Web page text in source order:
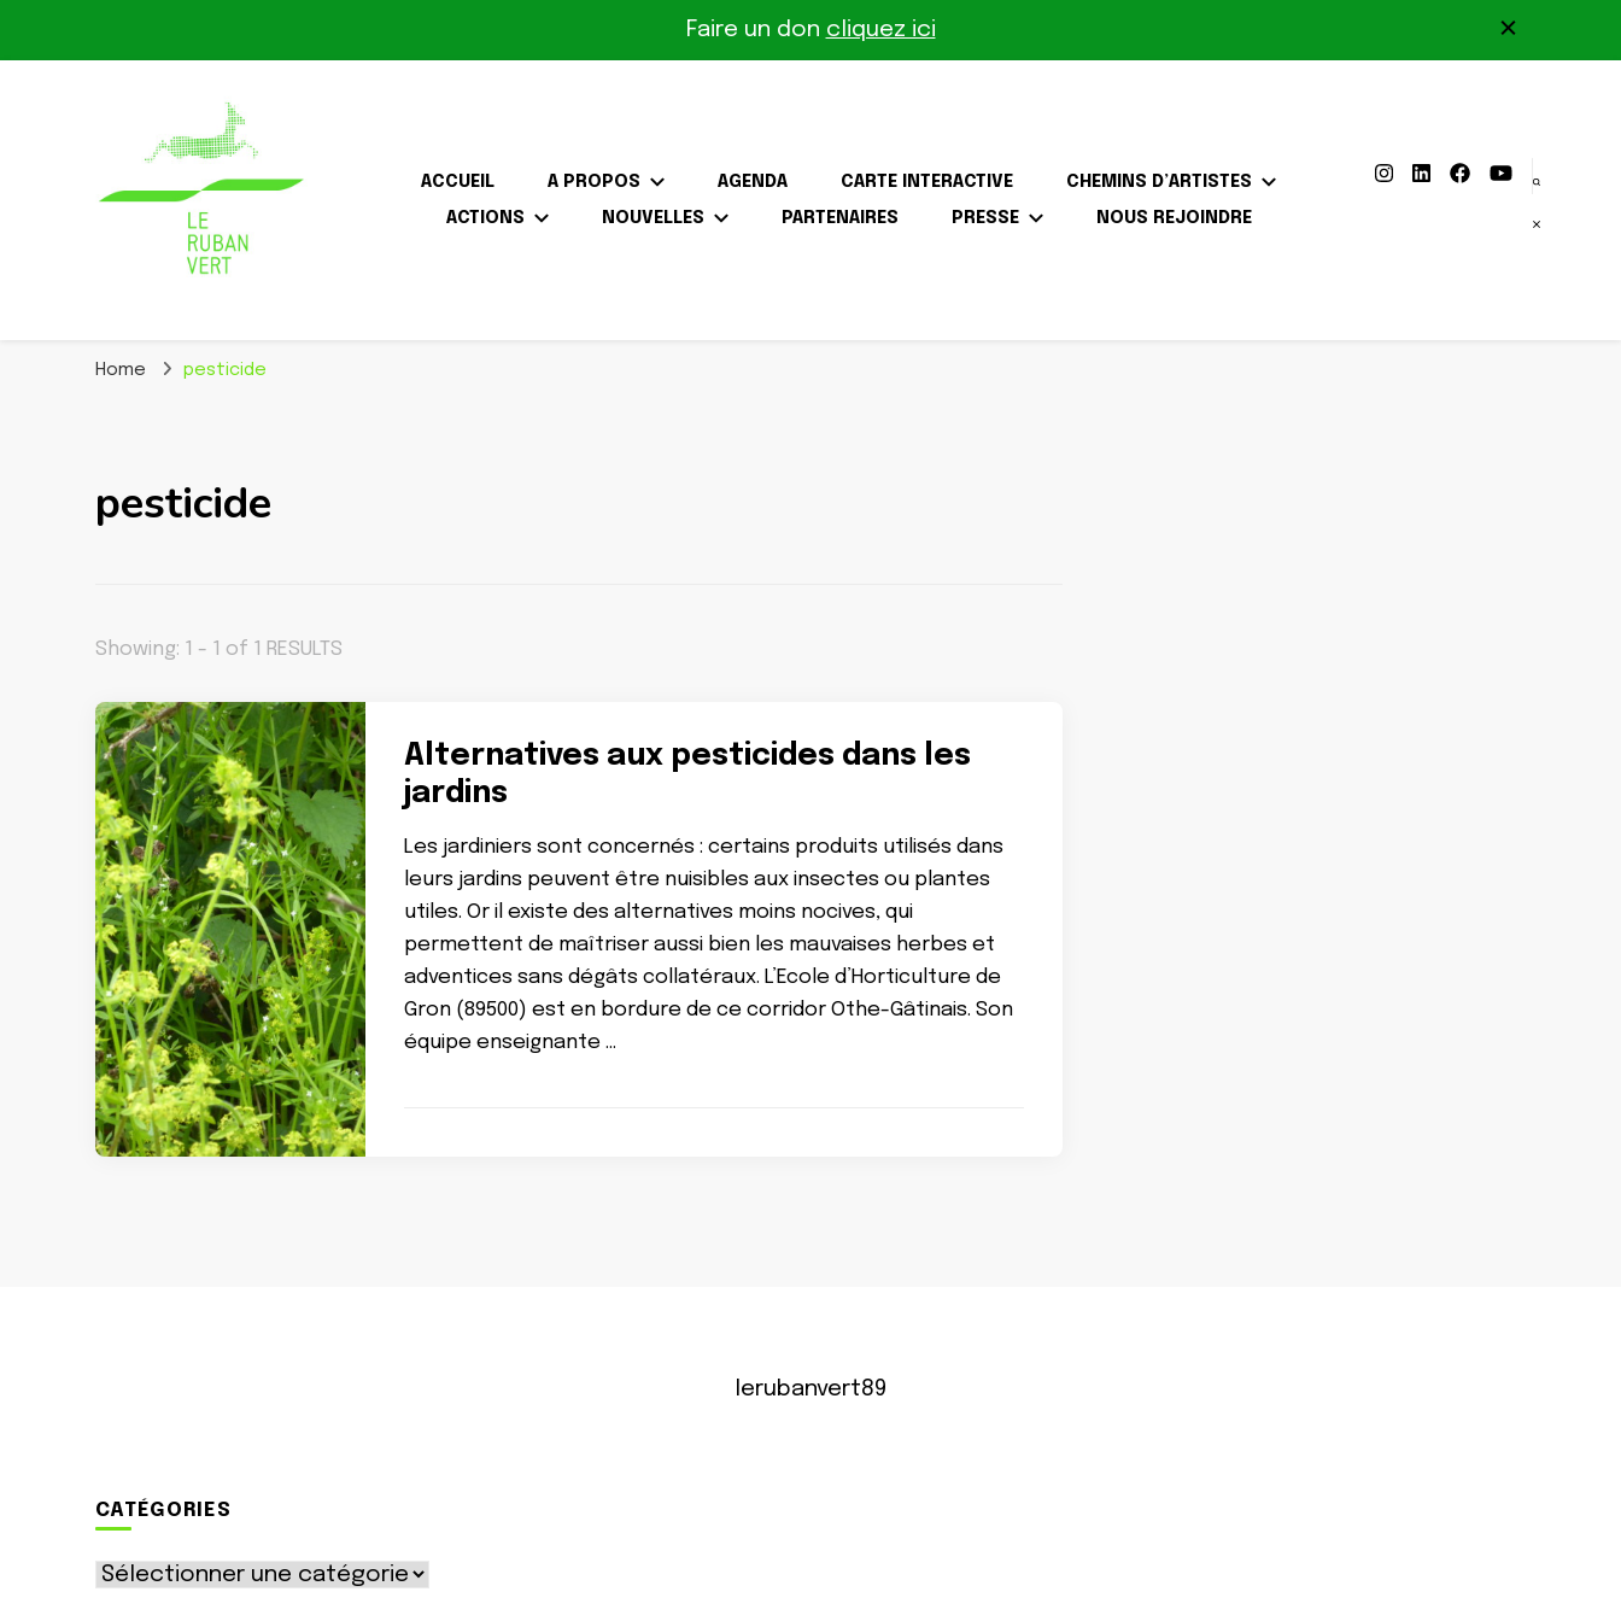
Faire un don cliquez ici
ACCUEIL A PROPOS AGENDA CARTE INTERACTIVE
CHEMINS D’ARTISTES
ACTIONS
NOUVELLES PARTENAIRES PRESSE NOUS REJOINDRE
Home pesticide
pesticide
Showing: 1 - 1 of 1 RESULTS
Alternatives aux pesticides dans les
jardins
Les jardiniers sont concernés : certains produits utilisés dans
leurs jardins peuvent être nuisibles aux insectes ou plantes
utiles. Or il existe des alternatives moins nocives, qui
permettent de maîtriser aussi bien les mauvaises herbes et
adventices sans dégâts collatéraux. L’Ecole d’Horticulture de
Gron (89500) est en bordure de ce corridor Othe-Gâtinais. Son
équipe enseignante …
lerubanvert89
CATÉGORIES
Catégories